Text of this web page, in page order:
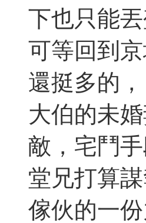
下也只能丟
可等回到
還挺多的，
大伯的未
敵，宅鬥
堂兄打算
傢伙的一份